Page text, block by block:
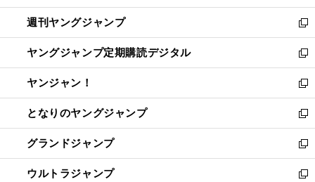
開
く
ウ
で
開
く
ン
ド
ウ
で
開
く
ウ
ィ
ン
ド
ウ
で
開
く
週刊ヤングジャンプ
新
し
い
ウ
ィ
ン
ド
ウ
で
開
く
ヤングジャンプ定期購読デジタル
新
し
い
ウ
ィ
ン
ド
ウ
で
ヤンジャン！
新
し
い
ウ
ィ
ン
ド
となりのヤングジャンプ
新
し
い
ウ
ィ
グランドジャンプ
新
し
い
ウルトラジャンプ
新